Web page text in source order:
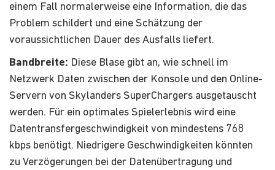
einem Fall normalerweise eine Information, die das
Problem schildert und eine Schätzung der
voraussichtlichen Dauer des Ausfalls liefert.
Bandbreite: Diese Blase gibt an, wie schnell im
Netzwerk Daten zwischen der Konsole und den Online-
Servern von Skylanders SuperChargers ausgetauscht
werden. Für ein optimales Spielerlebnis wird eine
Datentransfergeschwindigkeit von mindestens 768
kbps benötigt. Niedrigere Geschwindigkeiten könnten
zu Verzögerungen bei der Datenübertragung und